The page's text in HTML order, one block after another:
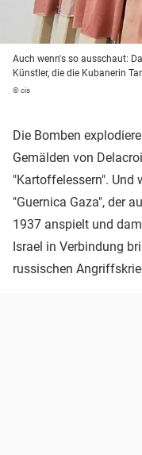
Auch wenn's so ausschaut:
Künstler, die die Kubanerin
© cis
Die Bomben
Gemälden von
"Kartoffelessern". Und
"Guernica Gaza", der
1937 anspielt und
Israel in Verbindung
russischen